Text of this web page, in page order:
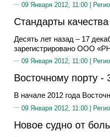
09 Января 2012, 11:00 |
Стандарты
Десять лет назад – 17
зарегистрировано ООО
09 Января 2012, 11:00 |
Восточному порту -
В начале 2012 года
09 Января 2012, 11:00 |
Новое судно от